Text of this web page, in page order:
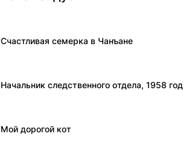
Счастливая семерка в Чанъане
Начальник следственного отдела, 1958 год
Мой дорогой кот